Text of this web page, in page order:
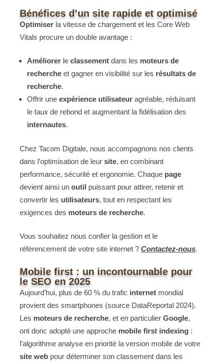
Bénéfices d’un site rapide et optimisé
Optimiser la vitesse de chargement et les Core Web
Vitals procure un double avantage :
Améliorer le classement dans les moteurs de
recherche et gagner en visibilité sur les résultats de
recherche.
Offrir une expérience utilisateur agréable, réduisant
le taux de rebond et augmentant la fidélisation des
internautes.
Chez Tacom Digitale, nous accompagnons nos clients
dans l’optimisation de leur site, en combinant
performance, sécurité et ergonomie. Chaque page
devient ainsi un outil puissant pour attirer, retenir et
convertir les utilisateurs, tout en respectant les
exigences des moteurs de recherche.
Vous souhaitez nous confier la gestion et le
référencement de votre site internet ? Contactez-nous.
Mobile first : un incontournable pour
le SEO en 2025
Aujourd’hui, plus de 60 % du trafic internet mondial
provient des smartphones (source DataReportal 2024).
Les moteurs de recherche, et en particulier Google,
ont donc adopté une approche mobile first indexing :
l’algorithme analyse en priorité la version mobile de votre
site web pour déterminer son classement dans les